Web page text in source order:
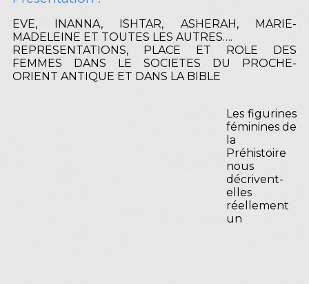
EVE, INANNA, ISHTAR, ASHERAH, MARIE-
MADELEINE ET TOUTES LES AUTRES….
REPRESENTATIONS, PLACE ET ROLE DES
FEMMES DANS LE SOCIETES DU PROCHE-
ORIENT ANTIQUE ET DANS LA BIBLE
Les figurines
féminines de
la
Préhistoire
nous
décrivent-
elles
réellement
un